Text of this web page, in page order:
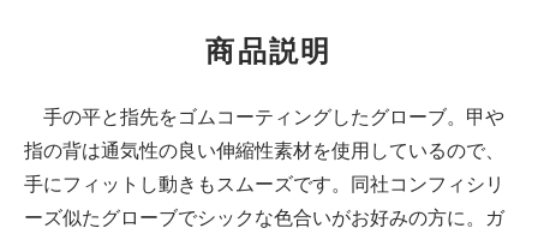
商品説明
手の平と指先をゴムコーティングしたグローブ。甲や
指の背は通気性の良い伸縮性素材を使用しているので、
手にフィットし動きもスムーズです。同社コンフィシリ
ーズ似たグローブでシックな色合いがお好みの方に。ガ